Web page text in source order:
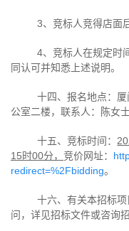
3、竞标人竞得店面
4、竞标人在规定时
同认可并知悉上述说明。
十四、报名地点：
公室二楼，联系人：陈女士
十五、竞标时间：
15时00分， 竞价网址：
redirect=%2Fbidding。
十六、有关本招标
问，详见招标文件或咨询招